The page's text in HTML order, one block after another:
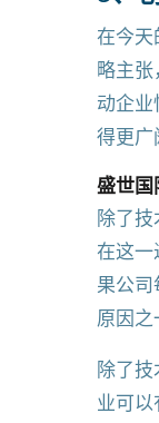
在今天
略主
动企
得更广
盛世
除了
在这一
果公
原因之
除了
业可